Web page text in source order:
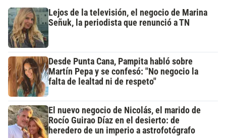
Lejos de la televisión, el negocio de Marina
Señuk, la periodista que renunció a TN
Desde Punta Cana, Pampita habló sobre
Martín Pepa y se confesó: "No negocio la
falta de lealtad ni de respeto"
El nuevo negocio de Nicolás, el marido de
Rocío Guirao Díaz en el desierto: de
heredero de un imperio a astrofotógrafo